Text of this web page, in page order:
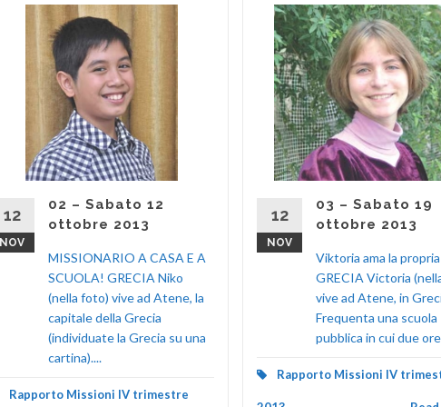
12
NOV
02 – Sabato 12
ottobre 2013
MISSIONARIO A CASA E A
SCUOLA! GRECIA Niko
(nella foto) vive ad Atene, la
capitale della Grecia
(individuate la Grecia su una
cartina)....
Rapporto Missioni IV trimestre
12
NOV
03 – Sabato 19
ottobre 2013
Viktoria ama la
GRECIA Victoria
vive ad Atene, in
Frequenta una scuola
pubblica in cui due
Rapporto Missioni IV